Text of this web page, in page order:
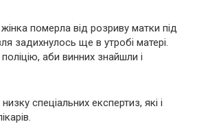
померла від розриву матки під
задихнулось ще в утробі матері.
аби винних знайшли і
спеціальних експертиз, які і